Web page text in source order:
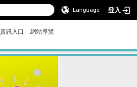
Language 登入
資訊入口 網站導覽